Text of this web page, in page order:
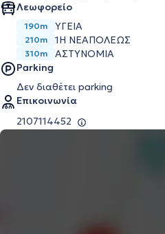
Λεωφορείο
190m ΥΓΕΙΑ
210m 1Η ΝΕΑΠΟΛΕΩΣ
310m
ΑΣΤΥΝΟΜΙΑ
Parking
Δεν διαθέτει parking
Επικοινωνία
2107114452